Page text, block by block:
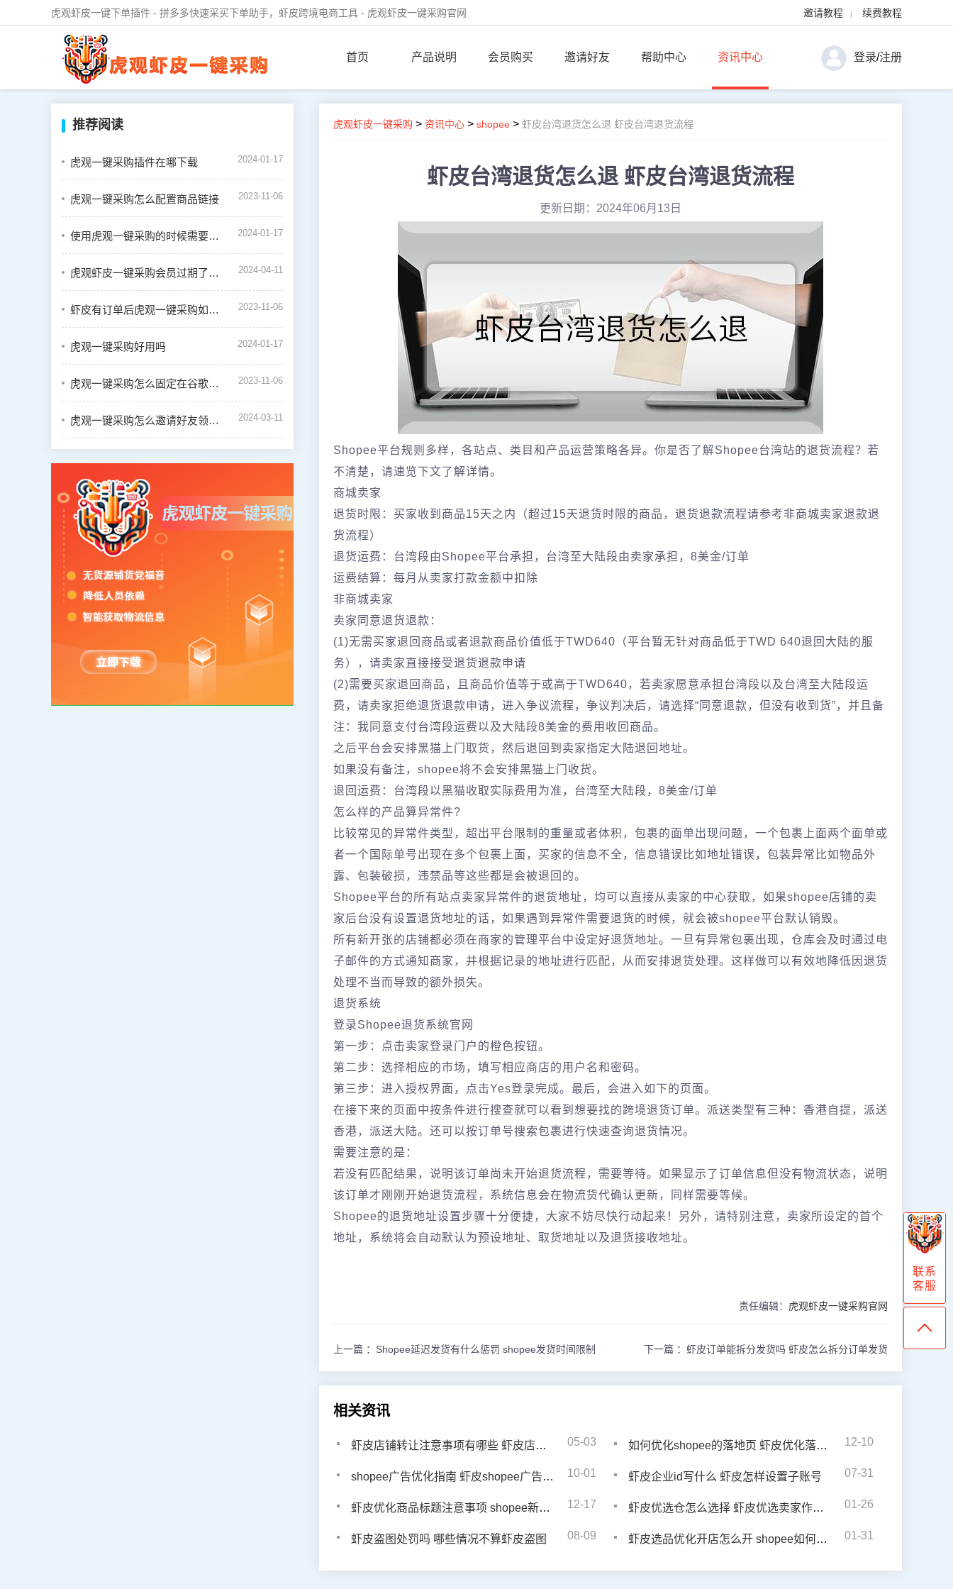
虎观虾皮一键下单插件 - 拼多多快速采买下单助手，虾皮跨境电商工具 - 虎观虾皮一键采购官网 邀请教程 | 续费教程
首页 产品说明 会员购买 邀请好友 帮助中心 资讯中心 登录/注册
推荐阅读
虎观一键采购插件在哪下载 2024-01-17
虎观一键采购怎么配置商品链接 2023-11-06
使用虎观一键采购的时候需要绑定虾皮店铺吗 2024-01-17
虎观虾皮一键采购会员过期了怎么续费 2024-04-11
虾皮有订单后虎观一键采购如何下单 2023-11-06
虎观一键采购好用吗 2024-01-17
虎观一键采购怎么固定在谷歌浏览器的插件栏中 2023-11-06
虎观一键采购怎么邀请好友领取奖励 2024-03-11
虎观虾皮一键采购 > 资讯中心 > shopee > 虾皮台湾退货怎么退 虾皮台湾退货流程
虾皮台湾退货怎么退 虾皮台湾退货流程
更新日期：2024年06月13日
Shopee平台规则多样，各站点、类目和产品运营策略各异。你是否了解Shopee台湾站的退货流程？若
不清楚，请速览下文了解详情。
商城卖家
退货时限：买家收到商品15天之内（超过15天退货时限的商品，退货退款流程请参考非商城卖家退款退
货流程）
退货运费：台湾段由Shopee平台承担，台湾至大陆段由卖家承担，8美金/订单
运费结算：每月从卖家打款金额中扣除
非商城卖家
卖家同意退货退款：
(1)无需买家退回商品或者退款商品价值低于TWD640（平台暂无针对商品低于TWD 640退回大陆的服
务），请卖家直接接受退货退款申请
(2)需要买家退回商品，且商品价值等于或高于TWD640，若卖家愿意承担台湾段以及台湾至大陆段运
费，请卖家拒绝退货退款申请，进入争议流程，争议判决后，请选择“同意退款，但没有收到货”，并且备
注：我同意支付台湾段运费以及大陆段8美金的费用收回商品。
之后平台会安排黑猫上门取货，然后退回到卖家指定大陆退回地址。
如果没有备注，shopee将不会安排黑猫上门收货。
退回运费：台湾段以黑猫收取实际费用为准，台湾至大陆段，8美金/订单
怎么样的产品算异常件?
比较常见的异常件类型，超出平台限制的重量或者体积，包裹的面单出现问题，一个包裹上面两个面单或
者一个国际单号出现在多个包裹上面，买家的信息不全，信息错误比如地址错误，包装异常比如物品外
露、包装破损，违禁品等这些都是会被退回的。
Shopee平台的所有站点卖家异常件的退货地址，均可以直接从卖家的中心获取，如果shopee店铺的卖
家后台没有设置退货地址的话，如果遇到异常件需要退货的时候，就会被shopee平台默认销毁。
所有新开张的店铺都必须在商家的管理平台中设定好退货地址。一旦有异常包裹出现，仓库会及时通过电
子邮件的方式通知商家，并根据记录的地址进行匹配，从而安排退货处理。这样做可以有效地降低因退货
处理不当而导致的额外损失。
退货系统
登录Shopee退货系统官网
第一步：点击卖家登录门户的橙色按钮。
第二步：选择相应的市场，填写相应商店的用户名和密码。
第三步：进入授权界面，点击Yes登录完成。最后，会进入如下的页面。
在接下来的页面中按条件进行搜查就可以看到想要找的跨境退货订单。派送类型有三种：香港自提，派送
香港，派送大陆。还可以按订单号搜索包裹进行快速查询退货情况。
需要注意的是：
若没有匹配结果，说明该订单尚未开始退货流程，需要等待。如果显示了订单信息但没有物流状态，说明
该订单才刚刚开始退货流程，系统信息会在物流货代确认更新，同样需要等候。
Shopee的退货地址设置步骤十分便捷，大家不妨尽快行动起来！另外，请特别注意，卖家所设定的首个
地址，系统将会自动默认为预设地址、取货地址以及退货接收地址。
责任编辑： 虎观虾皮一键采购官网
上一篇 ： Shopee延迟发货有什么惩罚 shopee发货时间限制 下一篇 ： 虾皮订单能拆分发货吗 虾皮怎么拆分订单发货
相关资讯
虾皮店铺转让注意事项有哪些 虾皮店铺转让安全吗 05-03 如何优化shopee的落地页 虾皮优化落地页方法 12-10
shopee广告优化指南 虾皮shopee广告投放技巧 10-01 虾皮企业id写什么 虾皮怎样设置子账号 07-31
虾皮优化商品标题注意事项 shopee新店怎么获取流量 12-17 虾皮优选仓怎么选择 虾皮优选卖家作用是什么 01-26
虾皮盗图处罚吗 哪些情况不算虾皮盗图 08-09 虾皮选品优化开店怎么开 shopee如何选产品 01-31
联系
客服